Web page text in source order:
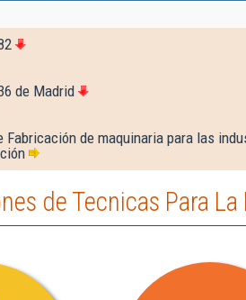
de Madrid
Fabricación de maquinaria para las
de Tecnicas Para